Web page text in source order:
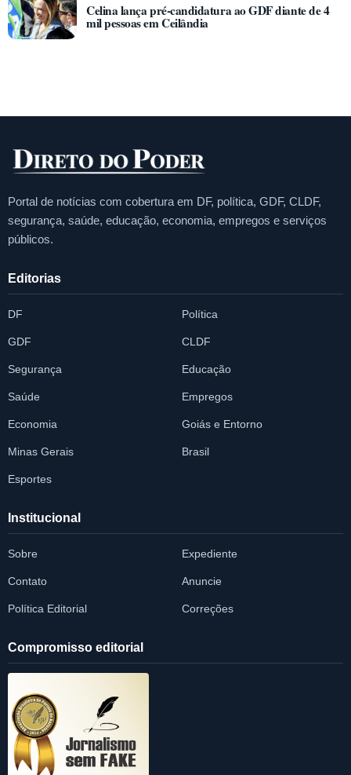
Celina lança pré-candidatura ao GDF diante de 4
mil pessoas em Ceilândia
Portal de notícias com cobertura em DF, política, GDF, CLDF,
segurança, saúde, educação, economia, empregos e serviços
públicos.
Editorias
DF Política
GDF CLDF
Segurança Educação
Saúde Empregos
Economia Goiás e Entorno
Minas Gerais Brasil
Esportes
Institucional
Sobre Expediente
Contato Anuncie
Política Editorial Correções
Compromisso editorial